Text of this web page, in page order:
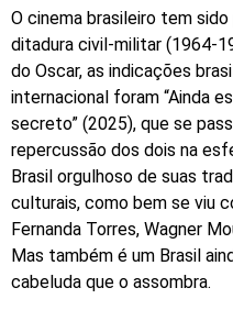
O cinema brasileiro tem
ditadura civil-militar (1964-
do Oscar, as indicações
internacional foram “Ainda
secreto” (2025), que se
repercussão dos dois na
Brasil orgulhoso de suas
culturais, como bem se viu
Fernanda Torres, Wagner
Mas também é um Brasil
cabeluda que o assombra.